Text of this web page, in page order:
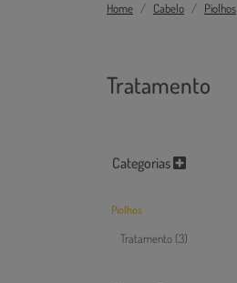
Home Cabelo Piolhos
Tratamento
Categorias
Piolhos
Tratamento (3)